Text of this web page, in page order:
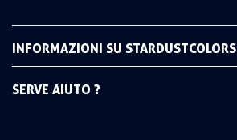
INFORMAZIONI SU STARDUSTCOLORS
SERVE AIUTO ?